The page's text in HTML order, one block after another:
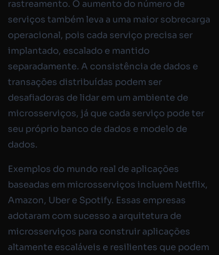
rastreamento. O aumento do número de
serviços também leva a uma maior sobrecarga
operacional, pois cada serviço precisa ser
implantado, escalado e mantido
separadamente. A consistência de dados e
transações distribuídas podem ser
desafiadoras de lidar em um ambiente de
microsserviços, já que cada serviço pode ter
seu próprio banco de dados e modelo de
dados.
Exemplos do mundo real de aplicações
baseadas em microsserviços incluem Netflix,
Amazon, Uber e Spotify. Essas empresas
adotaram com sucesso a arquitetura de
microsserviços para construir aplicações
altamente escaláveis e resilientes que podem